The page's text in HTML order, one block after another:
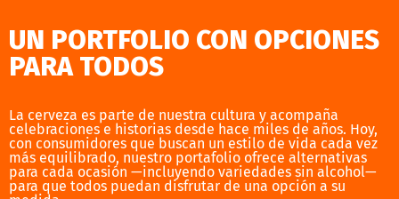
UN PORTFOLIO CON OPCIONES
PARA TODOS
La cerveza es parte de nuestra cultura y acompaña
celebraciones e historias desde hace miles de años. Hoy,
con consumidores que buscan un estilo de vida cada vez
más equilibrado, nuestro portafolio ofrece alternativas
para cada ocasión —incluyendo variedades sin alcohol—
para que todos puedan disfrutar de una opción a su